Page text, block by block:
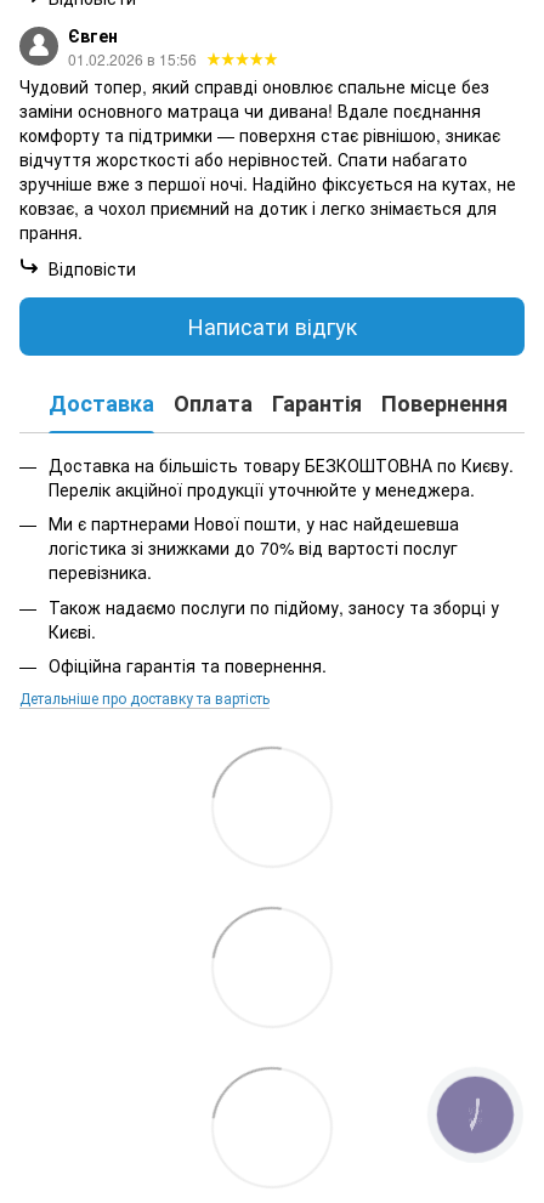
Євген
01.02.2026 в 15:56
Чудовий топер, який справді оновлює спальне місце без
заміни основного матраца чи дивана! Вдале поєднання
комфорту та підтримки — поверхня стає рівнішою, зникає
відчуття жорсткості або нерівностей. Спати набагато
зручніше вже з першої ночі. Надійно фіксується на кутах, не
ковзає, а чохол приємний на дотик і легко знімається для
прання.
Відповісти
Написати відгук
Доставка Оплата Гарантія Повернення
Доставка на більшість товару БЕЗКОШТОВНА по Києву.
Перелік акційної продукції уточнюйте у менеджера.
Ми є партнерами Нової пошти, у нас найдешевша
логістика зі знижками до 70% від вартості послуг
перевізника.
Також надаємо послуги по підйому, заносу та зборці у
Києві.
Офіційна гарантія та повернення.
Детальніше про доставку та вартість
КНОПКА
ЗВ'ЯЗКУ